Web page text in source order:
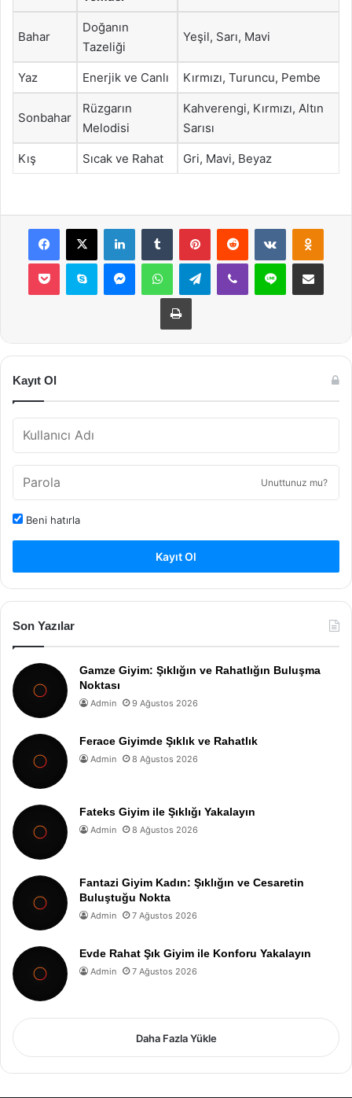
Bahar
Doğanın
Tazeliği
Yeşil, Sarı, Mavi
Yaz Enerjik ve Canlı Kırmızı, Turuncu, Pembe
Sonbahar
Rüzgarın
Melodisi
Kahverengi, Kırmızı, Altın
Sarısı
Kış Sıcak ve Rahat Gri, Mavi, Beyaz
Facebook
X LinkedInTumblr PinterestReddit VKontakte
Pocket Skype MessengerWhatsAppTelegramViber Line E-Posta ile
Yazdır
Kayıt Ol
Unuttunuz mu?
Beni hatırla
Kayıt Ol
Son Yazılar
Gamze Giyim: Şıklığın ve Rahatlığın Buluşma
Noktası
Admin 9 Ağustos 2026
Ferace Giyimde Şıklık ve Rahatlık
Admin 8 Ağustos 2026
Fateks Giyim ile Şıklığı Yakalayın
Admin 8 Ağustos 2026
Fantazi Giyim Kadın: Şıklığın ve Cesaretin
Buluştuğu Nokta
Admin 7 Ağustos 2026
Evde Rahat Şık Giyim ile Konforu Yakalayın
Admin 7 Ağustos 2026
Daha Fazla Yükle